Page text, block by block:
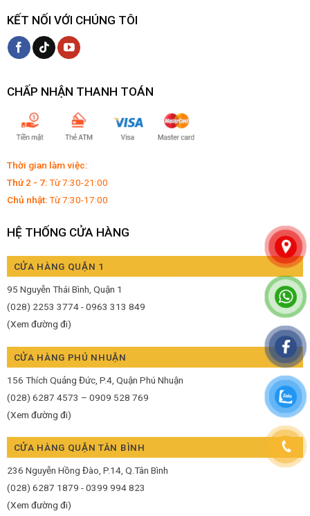
KẾT NỐI VỚI CHÚNG TÔI
CHẤP NHẬN THANH TOÁN
Thời gian làm việc:
Thứ 2 - 7:Từ 7:30-21:00
Chủ nhật:Từ 7:30-17:00
HỆ THỐNG CỬA HÀNG
CỬA HÀNG QUẬN 1
95 Nguyễn Thái Bình, Quận 1
(028) 2253 3774 - 0963 313 849
(Xem đường đi)
CỬA HÀNG PHÚ NHUẬN
156 Thích Quảng Đức, P.4, Quận Phú Nhuận
(028) 6287 4573 – 0909 528 769
(Xem đường đi)
CỬA HÀNG QUẬN TÂN BÌNH
236 Nguyễn Hồng Đào, P.14, Q.Tân Bình
(028) 6287 1879 - 0399 994 823
(Xem đường đi)